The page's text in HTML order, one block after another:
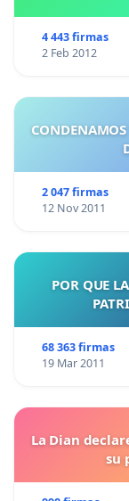
4 443 firmas
2 Feb 2012
2 047 firmas
12 Nov 2011
POR QUE
68 363 firmas
19 Mar 2011
La Dian
su